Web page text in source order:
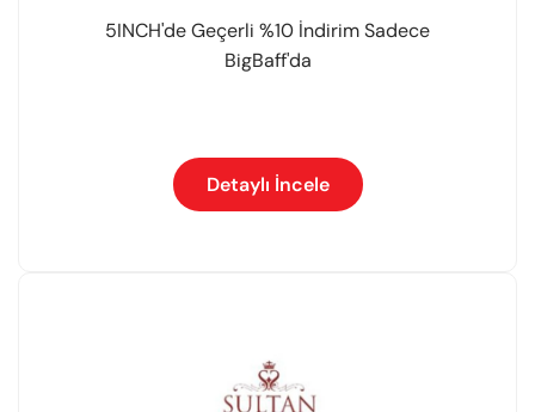
5INCH'de Geçerli %10 İndirim Sadece
BigBaff'da
Detaylı İncele